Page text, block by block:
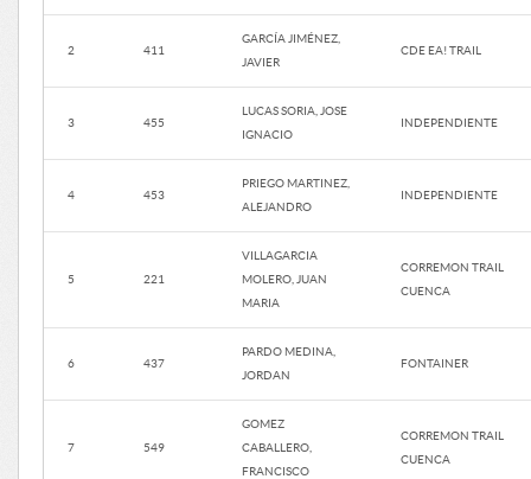
2 411
GARCÍA JIMÉNEZ,
JAVIER
CDE EA! TRAIL
3 455
LUCAS SORIA, JOSE
IGNACIO
INDEPENDIENTE
4 453
PRIEGO MARTINEZ,
ALEJANDRO
INDEPENDIENTE
5 221
VILLAGARCIA
MOLERO, JUAN
MARIA
CORREMON TRAIL
CUENCA
6 437
PARDO MEDINA,
JORDAN
FONTAINER
7 549
GOMEZ
CABALLERO,
FRANCISCO
CORREMON TRAIL
CUENCA